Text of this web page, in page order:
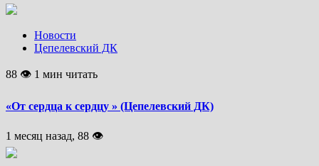
Новости
Цепелевский ДК
88 👁 1 мин читать
«От сердца к сердцу » (Цепелевский ДК)
1 месяц назад, 88 👁